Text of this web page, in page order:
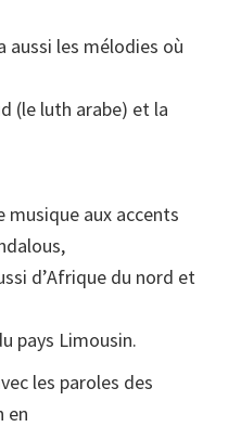
aussi les mélodies où
(le luth arabe) et la
musique aux accents
d’Afrique du nord et
pays Limousin.
les paroles des
en